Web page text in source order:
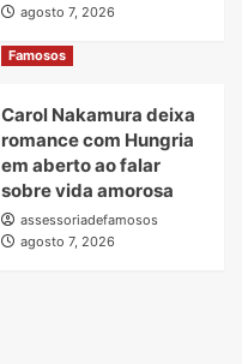
agosto 7, 2026
Famosos
Carol Nakamura deixa
romance com Hungria
em aberto ao falar
sobre vida amorosa
assessoriadefamosos
agosto 7, 2026